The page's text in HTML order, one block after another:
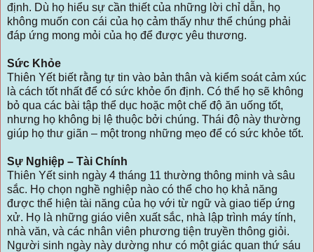
định. Dù họ hiểu sự cần thiết của những lời chỉ dẫn, họ
không muốn con cái của họ cảm thấy như thể chúng phải
đáp ứng mong mỏi của họ để được yêu thương.
Sức Khỏe
Thiên Yết biết rằng tự tin vào bản thân và kiểm soát cảm xúc
là cách tốt nhất để có sức khỏe ổn định. Có thể họ sẽ không
bỏ qua các bài tập thể dục hoặc một chế độ ăn uống tốt,
nhưng họ không bị lệ thuộc bởi chúng. Thái độ này thường
giúp họ thư giãn – một trong những mẹo để có sức khỏe tốt.
Sự Nghiệp – Tài Chính
Thiên Yết sinh ngày 4 tháng 11 thường thông minh và sâu
sắc. Họ chọn nghề nghiệp nào có thể cho họ khả năng
được thể hiện tài năng của họ với từ ngữ và giao tiếp ứng
xử. Họ là những giáo viên xuất sắc, nhà lập trình máy tính,
nhà văn, và các nhân viên phương tiện truyền thông giỏi.
Người sinh ngày này dường như có một giác quan thứ sáu